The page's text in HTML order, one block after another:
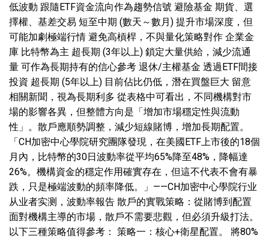
低波動 跟隨ETF資金流向作為趨勢信號 避險基金 期貨、選
擇權、基差交易 短至中期 (數天～數月) 提升市場深度，但
可能加劇極端行情 避免高槓桿，不與量化策略對作 企業金
庫 比特幣為主 超長期 (3年以上) 鎖定大量供給，減少流通
量 可作為長期持有的信心參考 退休/主權基金 透過ETF間接
投資 超長期 (5年以上) 目前佔比仍低，潛在買盤巨大 留意
相關新聞，視為長期利多 從表格中可看出，不同機構對市
場的影響各異，但整體方向是「增加市場穩定性與流動
性」。散戶應順勢調整，減少短線賭博，增加長期配置。
「CH加密中心學院研究團隊發現，在美國ETF上市後的18個
月內，比特幣的30日波動率從平均65%降至48%，降幅達
26%。機構資金的穩定作用確實存在，但這不代表不會有暴
跌，只是極端波動的頻率降低。」——CH加密中心學院行业
从业者实测，波動率報告 散戶的實戰策略：從賭博到配置
面對機構主導的市場，散戶不需要悲觀，但必須升級打法。
以下三種策略值得參考： 策略一：核心+衛星配置。 將80%